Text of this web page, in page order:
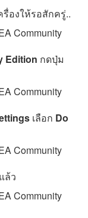
รื่องให้รอสักครู่..
Edition กดปุ่ม
เลือก Do
ล้ว